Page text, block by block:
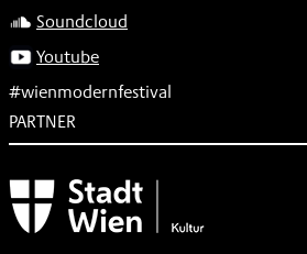
Soundcloud
Youtube
#wienmodernfestival
PARTNER
Subventionsgeber